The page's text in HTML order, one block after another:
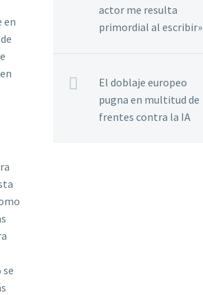
en
actor me resulta
primordial al escribir»
El doblaje europeo
pugna en multitud de
frentes contra la IA